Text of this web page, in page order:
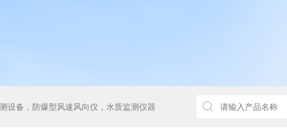
设备，防爆型风速风向仪，水质监测仪器